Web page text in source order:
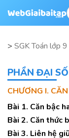
> SGK Toán lớp 9
PHẦN ĐẠI
CHƯƠNG I.
Bài 1. Căn bậc
Bài 2. Căn thức
Bài 3. Liên hệ